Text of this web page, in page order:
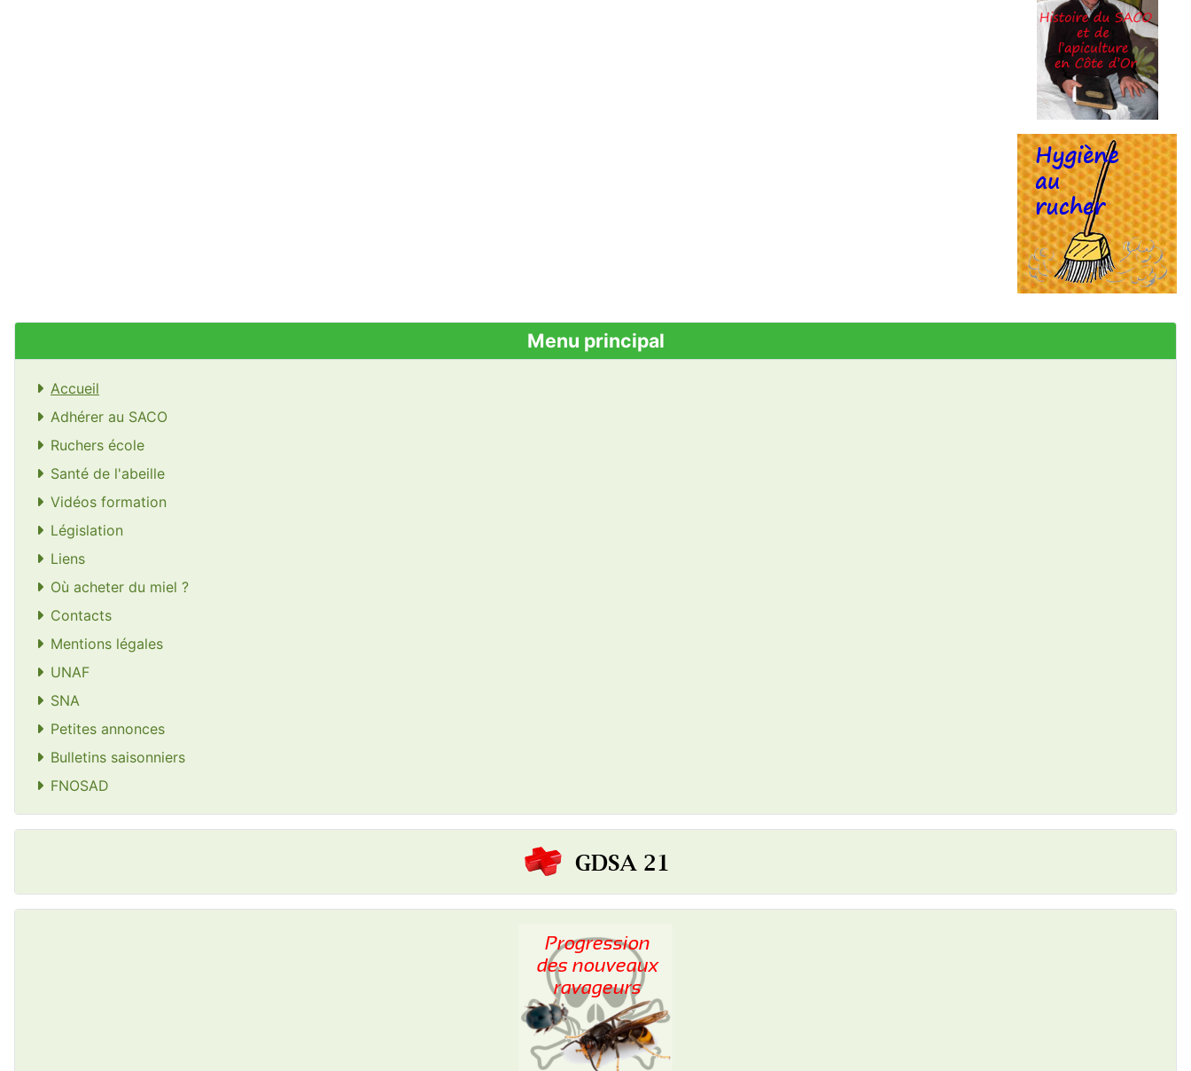
Menu principal
Accueil
Adhérer au SACO
Ruchers école
Santé de l'abeille
Vidéos formation
Législation
Liens
Où acheter du miel ?
Contacts
Mentions légales
UNAF
SNA
Petites annonces
Bulletins saisonniers
FNOSAD